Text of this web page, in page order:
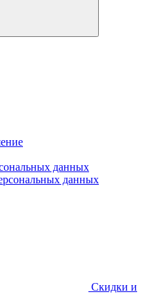
данных
данных
Скидки и